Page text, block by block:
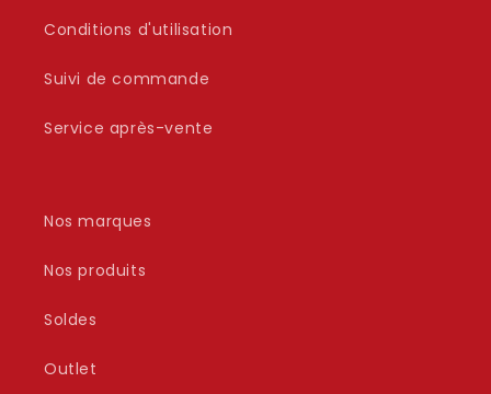
Conditions d'utilisation
Suivi de commande
Service après-vente
Nos marques
Nos produits
Soldes
Outlet